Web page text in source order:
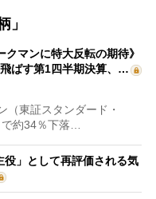
」
クマンに特大反転の期待》
ばす第1四半期決算、…
東証スタンダード・
約34％下落…
」として再評価される気